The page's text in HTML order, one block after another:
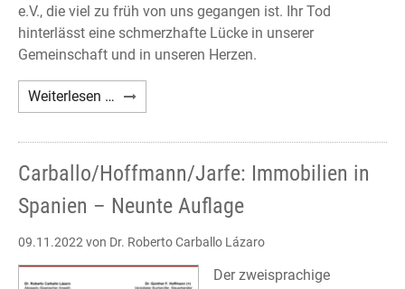
e.V., die viel zu früh von uns gegangen ist. Ihr Tod
hinterlässt eine schmerzhafte Lücke in unserer
Gemeinschaft und in unseren Herzen.
Weiterlesen … Nachruf
Giovanna
D'Urso
Carballo/Hoffmann/Jarfe: Immobilien in
Spanien – Neunte Auflage
09.11.2022 von Dr. Roberto Carballo Lázaro
Der zweisprachige